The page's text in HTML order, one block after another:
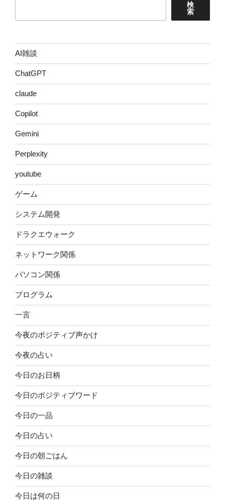
検
索
AI雑談
ChatGPT
claude
Copilot
Gemini
Perplexity
youtube
ゲーム
システム開発
ドラクエウォーク
ネットワーク関係
パソコン関係
プログラム
一言
今夜のポジティブ声かけ
今夜の占い
今日のお日柄
今日のポジティブワード
今日の一品
今日の占い
今日の朝ごはん
今日の雑談
今日は何の日